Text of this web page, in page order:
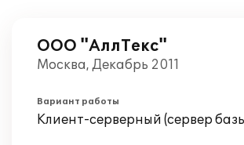
ООО "АллТекс"
Москва, Декабрь 2011
Вариант работы
Клиент-серверный (сервер